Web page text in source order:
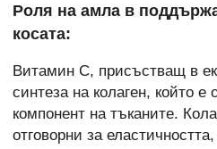
Роля на амла в
косата:
Витамин С, присъстващ в
синтеза на колаген, който е
компонент на тъканите.
отговорни за